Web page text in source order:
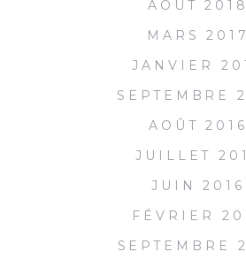
AOÛT 2018
MARS 2017
JANVIER
SEPTEMBRE
AOÛT 2016
JUILLET
JUIN 2016
FÉVRIER
SEPTEMBRE